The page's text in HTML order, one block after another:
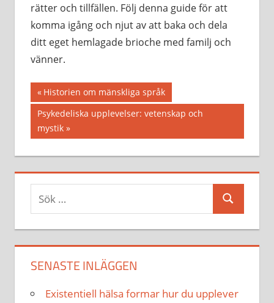
rätter och tillfällen. Följ denna guide för att
komma igång och njut av att baka och dela
ditt eget hemlagade brioche med familj och
vänner.
Inläggsnavigering
Föregående
inlägg:
Historien om mänskliga språk
Nästa
inlägg:
Psykedeliska upplevelser: vetenskap och
mystik
Sök
SENASTE INLÄGGEN
Existentiell hälsa formar hur du upplever